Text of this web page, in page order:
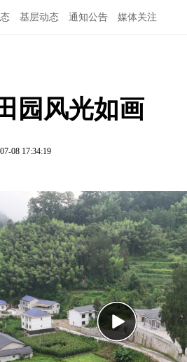
基层动态 通知公告 媒体关注
园风光如画
08 17:34:19
Play